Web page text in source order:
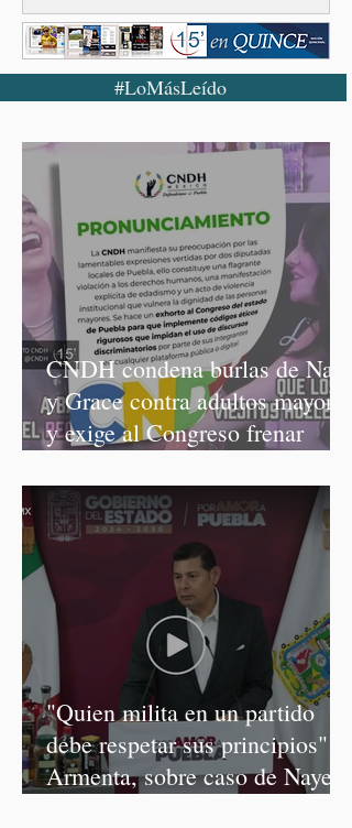
#LoMásLeído
CNDH condena burlas de Nay
y Grace contra adultos mayores
y exige al Congreso frenar
"Quien milita en un partido
debe respetar sus principios":
Armenta, sobre caso de Nayeli